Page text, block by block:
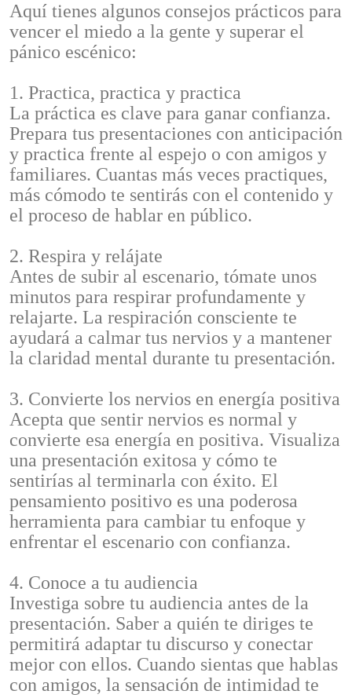
Aquí tienes algunos consejos prácticos para
vencer el miedo a la gente y superar el
pánico escénico:
1. Practica, practica y practica
La práctica es clave para ganar confianza.
Prepara tus presentaciones con anticipación
y practica frente al espejo o con amigos y
familiares. Cuantas más veces practiques,
más cómodo te sentirás con el contenido y
el proceso de hablar en público.
2. Respira y relájate
Antes de subir al escenario, tómate unos
minutos para respirar profundamente y
relajarte. La respiración consciente te
ayudará a calmar tus nervios y a mantener
la claridad mental durante tu presentación.
3. Convierte los nervios en energía positiva
Acepta que sentir nervios es normal y
convierte esa energía en positiva. Visualiza
una presentación exitosa y cómo te
sentirías al terminarla con éxito. El
pensamiento positivo es una poderosa
herramienta para cambiar tu enfoque y
enfrentar el escenario con confianza.
4. Conoce a tu audiencia
Investiga sobre tu audiencia antes de la
presentación. Saber a quién te diriges te
permitirá adaptar tu discurso y conectar
mejor con ellos. Cuando sientas que hablas
con amigos, la sensación de intimidad te